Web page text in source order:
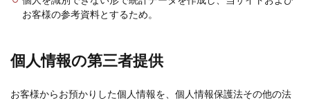
お客様の参考資料とするため。
個人情報の第三者提供
お客様からお預かりした個人情報を、個人情報保護法その他の法